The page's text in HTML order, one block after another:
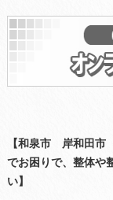
【和泉市 岸和田
でお困りで、整体や
い】